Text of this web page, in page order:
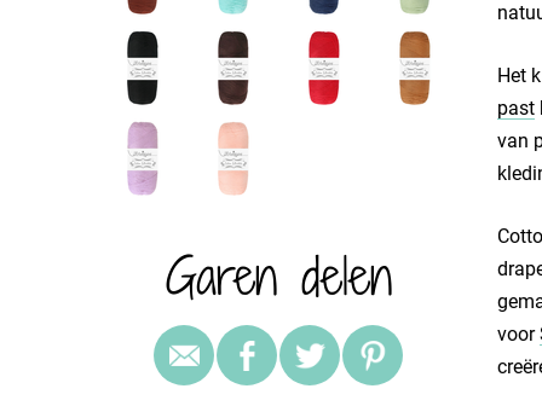
Garen delen
Het
past
van
voor